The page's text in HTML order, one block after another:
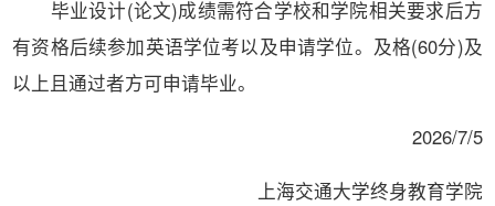
毕业设计(论文)成绩需符合学校和学院相关要求后方
有资格后续参加英语学位考以及申请学位。及格(60分)及
以上且通过者方可申请毕业。
2026/7/5
上海交通大学终身教育学院